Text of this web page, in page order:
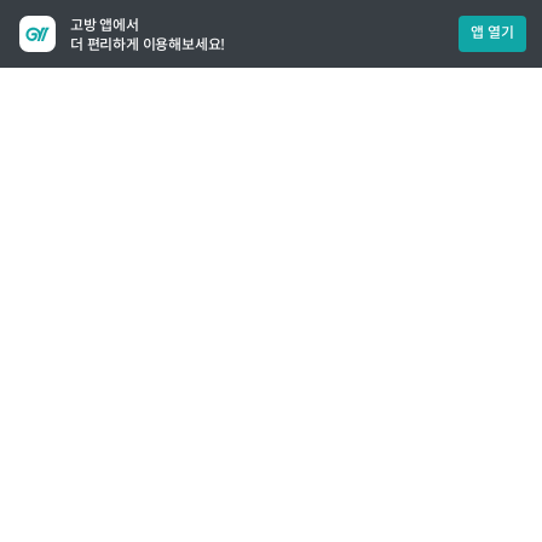
고방 앱에서
더 편리하게 이용해보세요!
앱 열기